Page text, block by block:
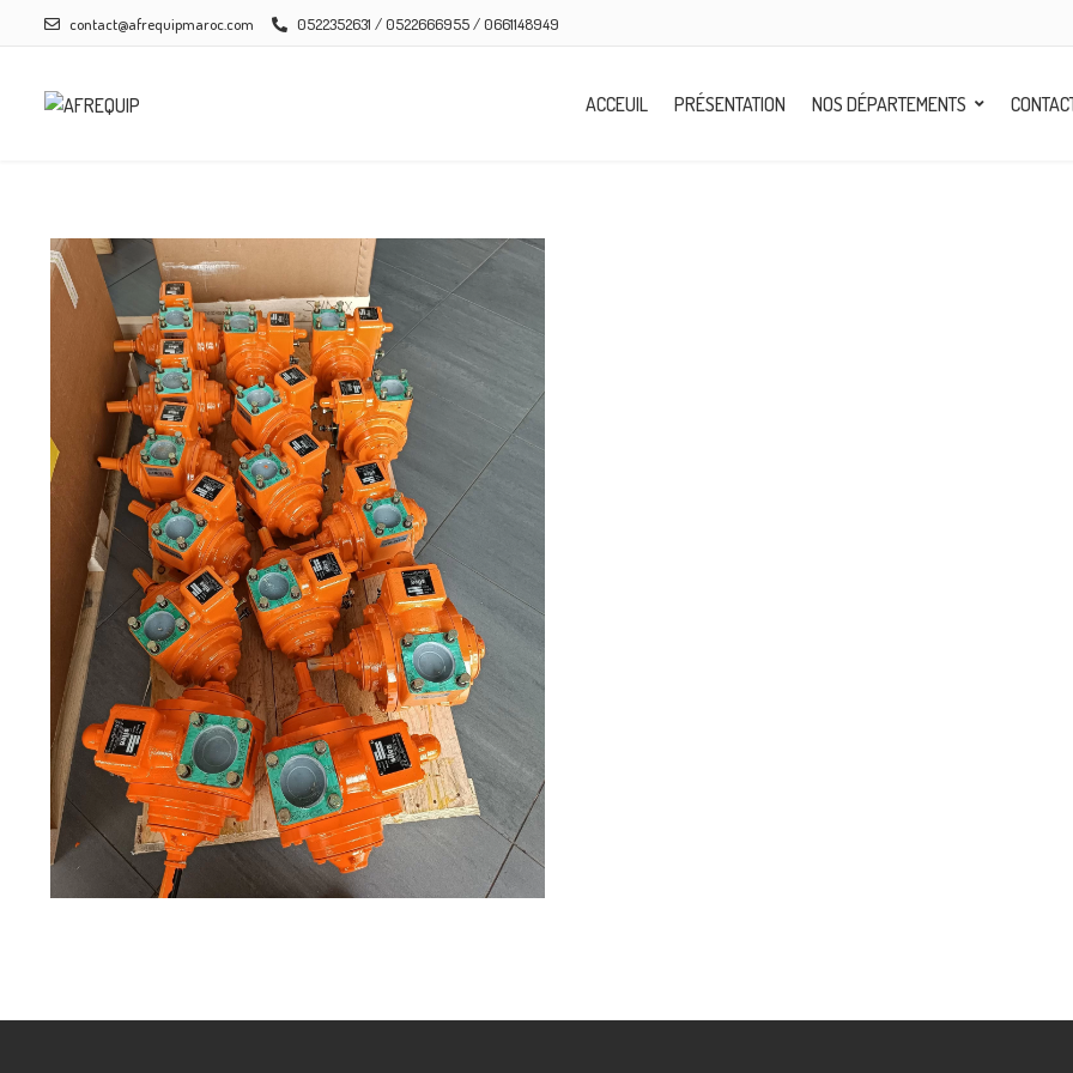
contact@afrequipmaroc.com 0522352631 / 0522666955 / 0661148949
ACCEUIL PRÉSENTATION NOS DÉPARTEMENTS